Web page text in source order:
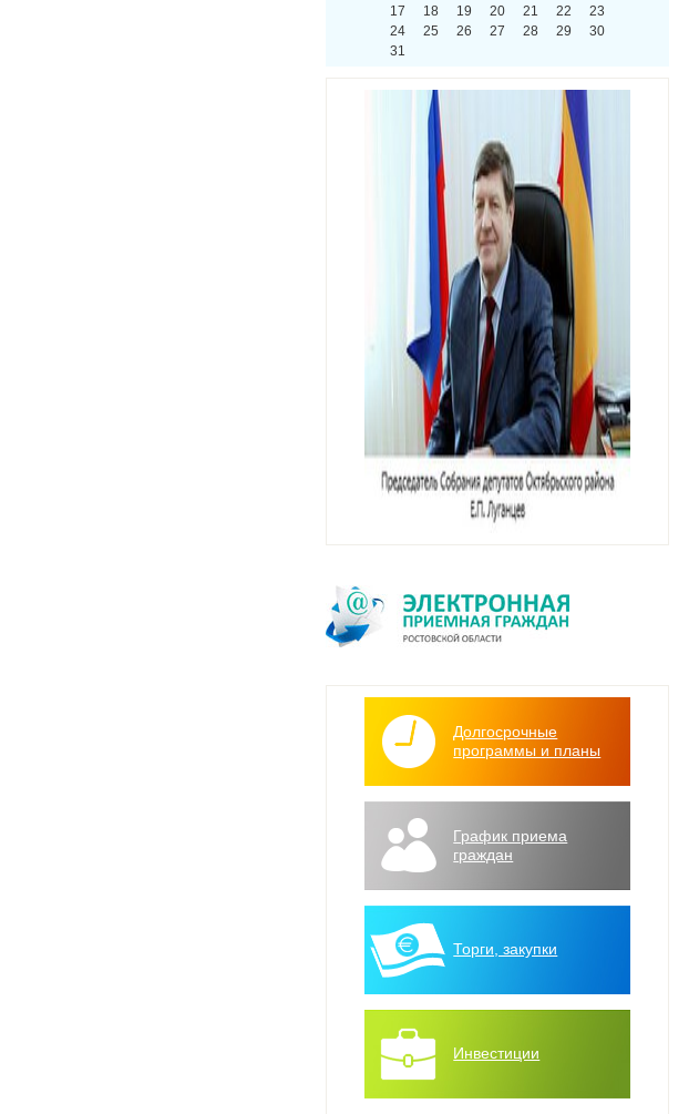
17
18 19 20 21 22
23
24
25 26 27 28 29
30
31
Долгосрочные
программы и планы
График приема
граждан
Торги, закупки
Инвестиции